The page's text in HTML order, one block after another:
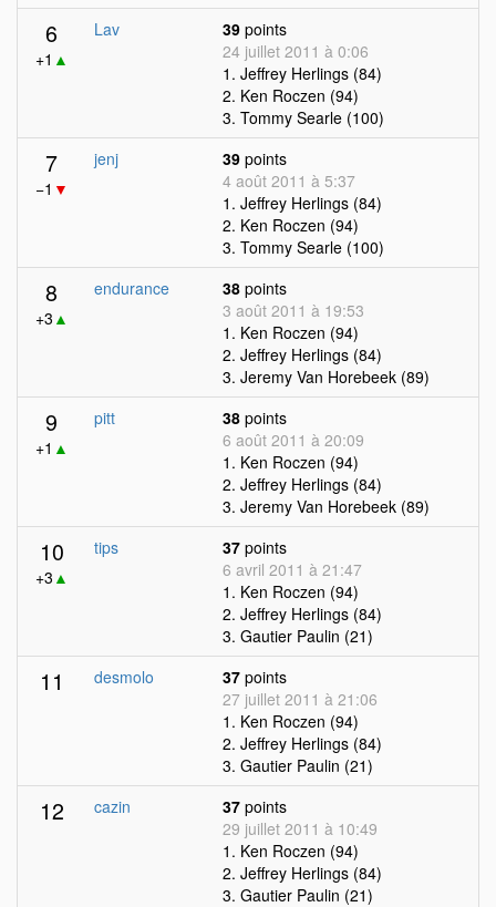
6
+1 ▲
Lav 39 points
24 juillet 2011 à 0:06
1. Jeffrey Herlings (84)
2. Ken Roczen (94)
3. Tommy Searle (100)
7
−1 ▼
jenj 39 points
4 août 2011 à 5:37
1. Jeffrey Herlings (84)
2. Ken Roczen (94)
3. Tommy Searle (100)
8
+3 ▲
endurance 38 points
3 août 2011 à 19:53
1. Ken Roczen (94)
2. Jeffrey Herlings (84)
3. Jeremy Van Horebeek (89)
9
+1 ▲
pitt 38 points
6 août 2011 à 20:09
1. Ken Roczen (94)
2. Jeffrey Herlings (84)
3. Jeremy Van Horebeek (89)
10
+3 ▲
tips 37 points
6 avril 2011 à 21:47
1. Ken Roczen (94)
2. Jeffrey Herlings (84)
3. Gautier Paulin (21)
11 desmolo 37 points
27 juillet 2011 à 21:06
1. Ken Roczen (94)
2. Jeffrey Herlings (84)
3. Gautier Paulin (21)
12 cazin 37 points
29 juillet 2011 à 10:49
1. Ken Roczen (94)
2. Jeffrey Herlings (84)
3. Gautier Paulin (21)